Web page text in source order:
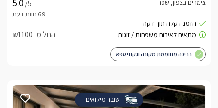
/5
צימרים בצפון, שפר
החל מ- ₪1100
בריכה מחוממת מקורה וגקוזי ספא
שובר מילואים